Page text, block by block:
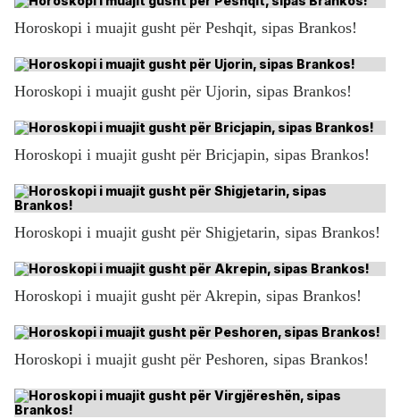
Horoskopi i muajit gusht për Peshqit, sipas Brankos!
Horoskopi i muajit gusht për Ujorin, sipas Brankos!
Horoskopi i muajit gusht për Bricjapin, sipas Brankos!
Horoskopi i muajit gusht për Shigjetarin, sipas Brankos!
Horoskopi i muajit gusht për Akrepin, sipas Brankos!
Horoskopi i muajit gusht për Peshoren, sipas Brankos!